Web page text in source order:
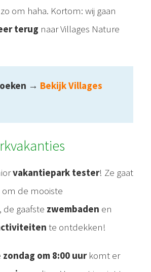
om haha. Kortom: wij gaan
terug naar Villages Nature
→ Bekijk Villages
vakantiepark tester! Ze gaat
de mooiste
, de gaafste zwembaden en
️te ontdekken!
zondag om 8:00 uurkomt er